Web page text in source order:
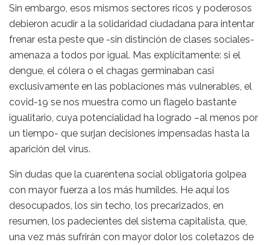
Sin embargo, esos mismos sectores ricos y poderosos
debieron acudir a la solidaridad ciudadana para intentar
frenar esta peste que -sin distinción de clases sociales-
amenaza a todos por igual. Mas explícitamente: si el
dengue, el cólera o el chagas germinaban casi
exclusivamente en las poblaciones más vulnerables, el
covid-19 se nos muestra como un flagelo bastante
igualitario, cuya potencialidad ha logrado –al menos por
un tiempo- que surjan decisiones impensadas hasta la
aparición del virus.
Sin dudas que la cuarentena social obligatoria golpea
con mayor fuerza a los más humildes. He aquí los
desocupados, los sin techo, los precarizados, en
resumen, los padecientes del sistema capitalista, que,
una vez más sufrirán con mayor dolor los coletazos de